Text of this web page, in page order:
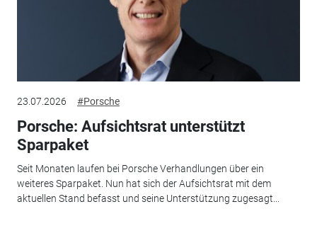
23.07.2026 #Porsche
Porsche: Aufsichtsrat unterstützt
Sparpaket
Seit Monaten laufen bei Porsche Verhandlungen über ein
weiteres Sparpaket. Nun hat sich der Aufsichtsrat mit dem
aktuellen Stand befasst und seine Unterstützung zugesagt...